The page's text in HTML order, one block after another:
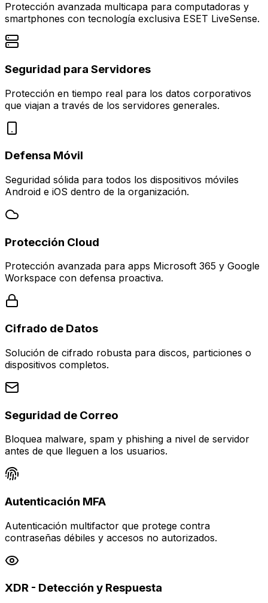
Protección avanzada multicapa para computadoras y
smartphones con tecnología exclusiva ESET LiveSense.
Seguridad para Servidores
Protección en tiempo real para los datos corporativos
que viajan a través de los servidores generales.
Defensa Móvil
Seguridad sólida para todos los dispositivos móviles
Android e iOS dentro de la organización.
Protección Cloud
Protección avanzada para apps Microsoft 365 y Google
Workspace con defensa proactiva.
Cifrado de Datos
Solución de cifrado robusta para discos, particiones o
dispositivos completos.
Seguridad de Correo
Bloquea malware, spam y phishing a nivel de servidor
antes de que lleguen a los usuarios.
Autenticación MFA
Autenticación multifactor que protege contra
contraseñas débiles y accesos no autorizados.
XDR - Detección y Respuesta